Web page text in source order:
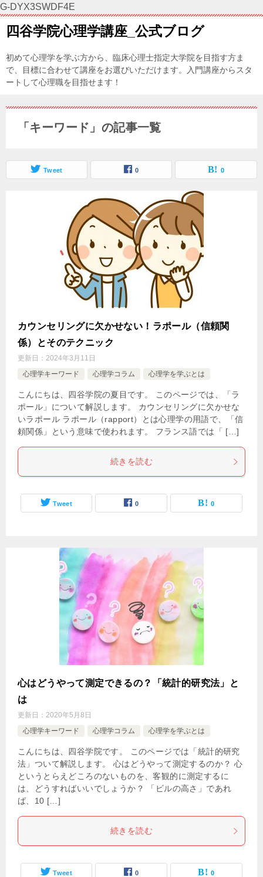
G-DYX3SWDF4E
四谷学院心理学講座_公式ブログ
初めて心理学を学ぶ方から、臨床心理士指定大学院を目指す方ま
で、目標に合わせて講座をお選びいただけます。入門講座からスタ
ートして心理職を目指せます！
「キーワード」の記事一覧
Tweet 0 0
カウンセリングに欠かせない！ラポール（信頼関
係）とそのテクニック
更新日： 2024年3月11日
心理学キーワード
心理学コラム 心理学を学ぶとは
こんにちは、四谷学院の夏目です。 このページでは、「ラ
ポール」について解説します。 カウンセリングに欠かせな
いラポール ラポール（rapport）とは心理学の用語で、「信
頼関係」という意味で使われます。 フランス語では「 […]
続きを読む
Tweet 0 0
心はどうやって測定できるの？「統計的研究法」と
は
更新日： 2020年5月8日
心理学キーワード
心理学コラム 心理学を学ぶとは
こんにちは、四谷学院です。 このページでは「統計的研究
法」ついて解説します。 心はどうやって測定するのか？ 心
というとらえどころのないものを、客観的に測定するに
は、どうすればいいでしょうか？ 「ビルの高さ」であれ
ば、10 […]
続きを読む
Tweet 0 0